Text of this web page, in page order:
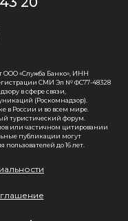
ООО «Служба Банко», ИНН
регистрации СМИ Эл № ФС77-48328
в сфере связи,
(Роскомнадзор).
в России и во всем мире.
туристический форум.
или частичном цитировании
публикации могут
до 16 лет.